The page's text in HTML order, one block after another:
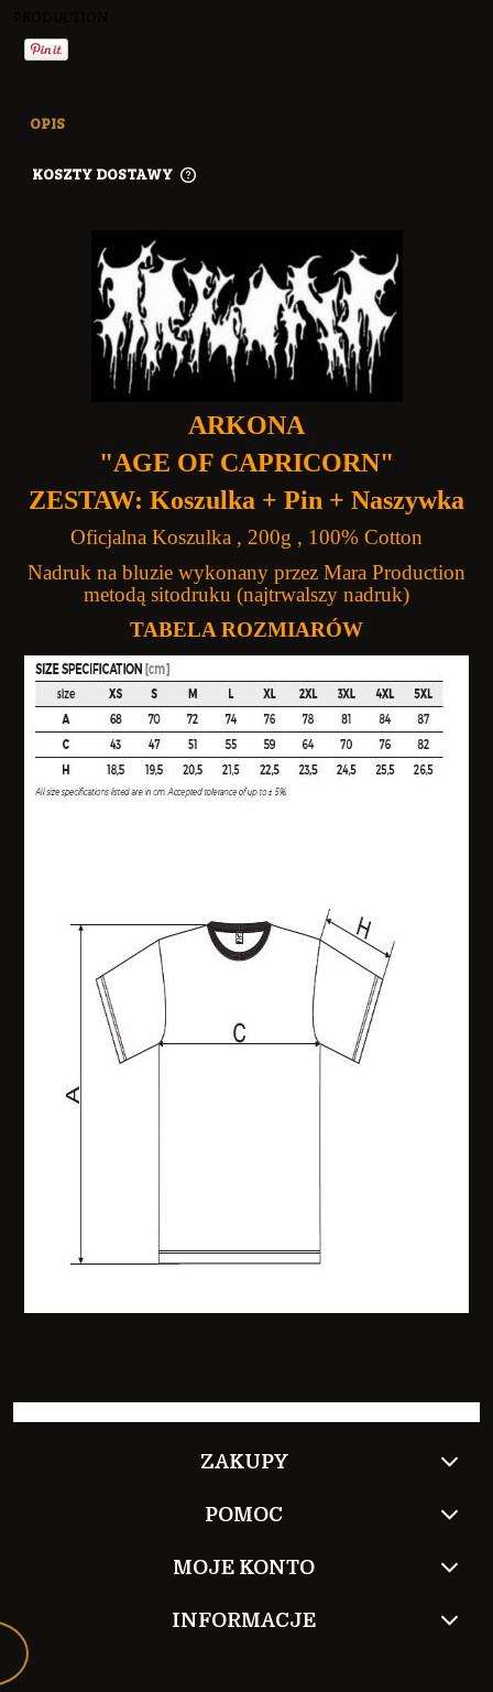
OPIS
KOSZTY DOSTAWY
CENA NIE ZAWIERA EWENTUALNYCH KOSZTÓW PŁATNOŚCI
ARKONA
"AGE OF CAPRICORN"
ZESTAW: Koszulka + Pin + Naszywka
Oficjalna Koszulka , 200g , 100% Cotton
Nadruk na bluzie wykonany przez Mara Production
metodą sitodruku (najtrwalszy nadruk)
TABELA ROZMIARÓW
ZAKUPY
POMOC
MOJE KONTO
INFORMACJE